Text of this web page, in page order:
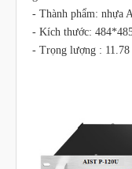
- Thành phẩm: nhựa
- Kích thước:
- Trọng lượng : 11.78